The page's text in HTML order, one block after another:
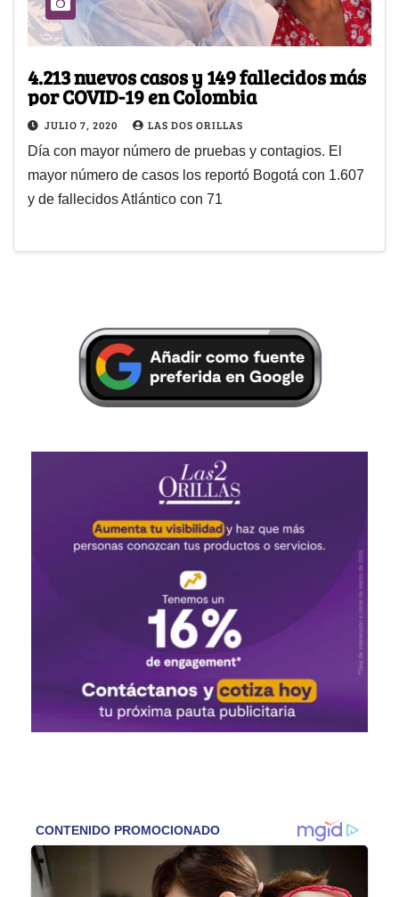
4.213 nuevos casos y 149 fallecidos más
por COVID-19 en Colombia
JULIO 7, 2020 LAS DOS ORILLAS
Día con mayor número de pruebas y contagios. El
mayor número de casos los reportó Bogotá con 1.607
y de fallecidos Atlántico con 71